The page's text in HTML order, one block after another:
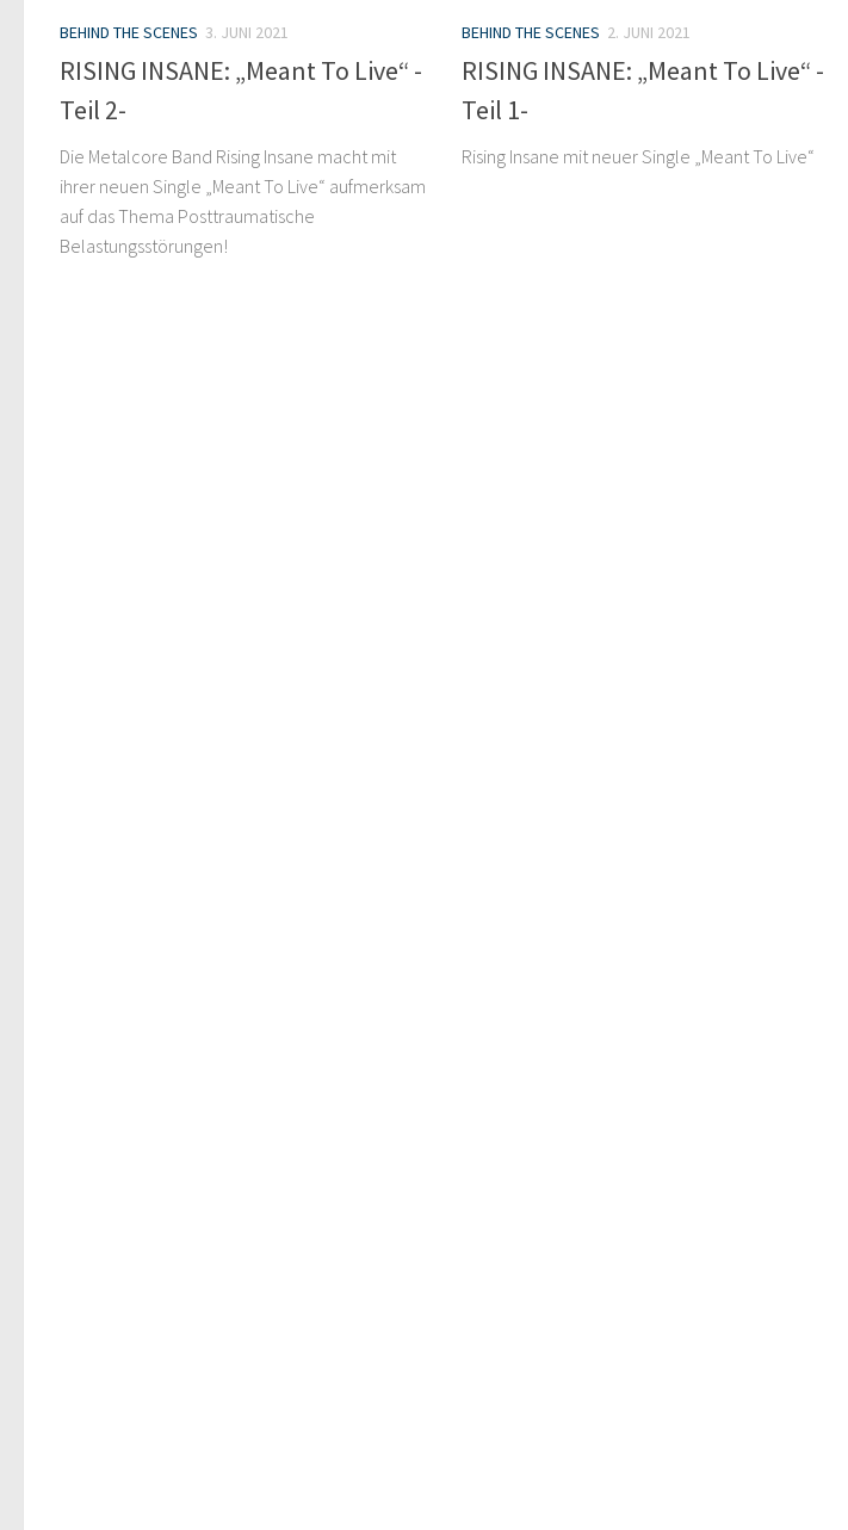
BEHIND THE SCENES 3. JUNI 2021
RISING INSANE: „Meant To Live“ -
Teil 2-
Die Metalcore Band Rising Insane macht mit
ihrer neuen Single „Meant To Live“ aufmerksam
auf das Thema Posttraumatische
Belastungsstörungen!
BEHIND THE SCENES 2. JUNI 2021
RISING INSANE: „Meant To Live“ -
Teil 1-
Rising Insane mit neuer Single „Meant To Live“